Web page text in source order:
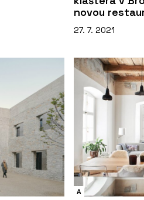
novou
27. 7. 2021
A